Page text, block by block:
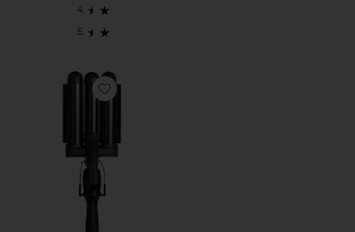
Favorite PRO WAVER 32 MM PRO WAVER 32MM